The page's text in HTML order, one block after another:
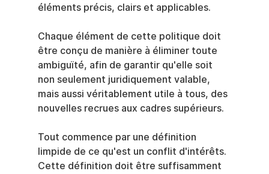
éléments précis, clairs et applicables.
Chaque élément de cette politique doit
être conçu de manière à éliminer toute
ambiguïté, afin de garantir qu'elle soit
non seulement juridiquement valable,
mais aussi véritablement utile à tous, des
nouvelles recrues aux cadres supérieurs.
Tout commence par une définition
limpide de ce qu'est un conflit d'intérêts.
Cette définition doit être suffisamment